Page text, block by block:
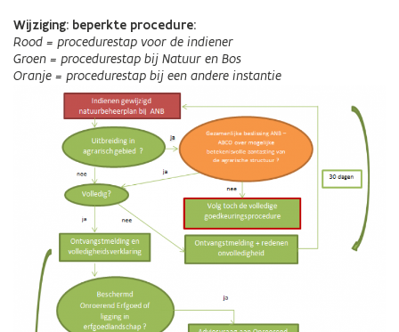
Wijziging: beperkte procedure:
Rood = procedurestap voor de indiener
Groen = procedurestap bij Natuur en Bos
Oranje = procedurestap bij een andere instantie
Afbeelding